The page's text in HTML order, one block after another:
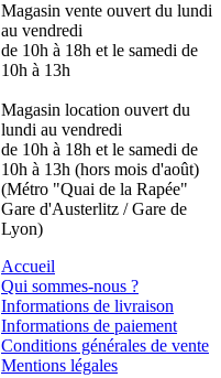
Magasin vente ouvert du lundi
au vendredi
de 10h à 18h et le samedi de
10h à 13h
Magasin location ouvert du
lundi au vendredi
de 10h à 18h et le samedi de
10h à 13h (hors mois d'août)
(Métro "Quai de la Rapée"
Gare d'Austerlitz / Gare de
Lyon)
Accueil
Qui sommes-nous ?
Informations de livraison
Informations de paiement
Conditions générales de vente
Mentions légales